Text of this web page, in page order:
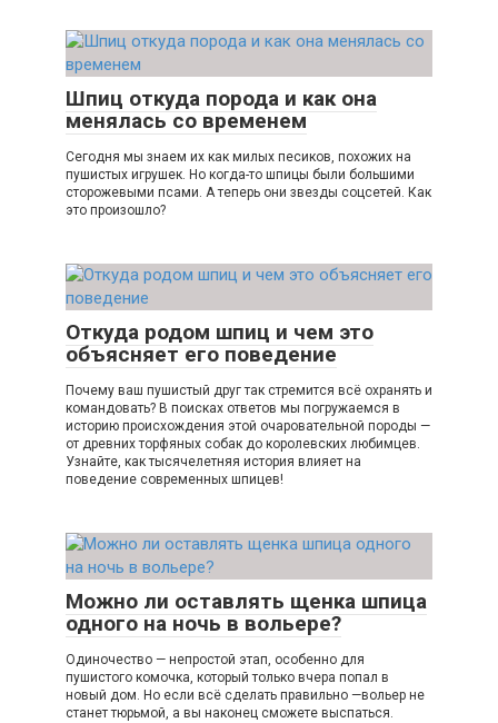
Шпиц откуда порода и как она
менялась со временем
Сегодня мы знаем их как милых песиков, похожих на
пушистых игрушек. Но когда-то шпицы были большими
сторожевыми псами. А теперь они звезды соцсетей. Как
это произошло?
Откуда родом шпиц и чем это
объясняет его поведение
Почему ваш пушистый друг так стремится всё охранять и
командовать? В поисках ответов мы погружаемся в
историю происхождения этой очаровательной породы —
от древних торфяных собак до королевских любимцев.
Узнайте, как тысячелетняя история влияет на
поведение современных шпицев!
Можно ли оставлять щенка шпица
одного на ночь в вольере?
Одиночество — непростой этап, особенно для
пушистого комочка, который только вчера попал в
новый дом. Но если всё сделать правильно —вольер не
станет тюрьмой, а вы наконец сможете выспаться.